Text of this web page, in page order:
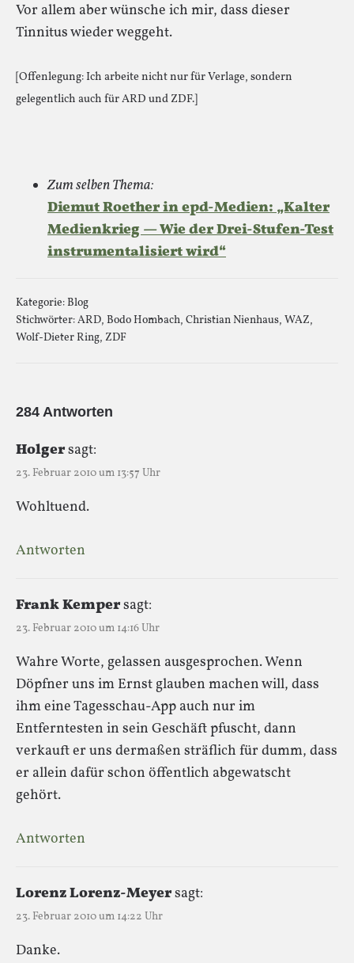
Vor allem aber wünsche ich mir, dass dieser
Tinnitus wieder weggeht.
[Offenlegung: Ich arbeite nicht nur für Verlage, sondern
gelegentlich auch für ARD und ZDF.]
Zum selben Thema:
Diemut Roether in epd-Medien: „Kalter
Medienkrieg — Wie der Drei-Stufen-Test
instrumentalisiert wird“
Kategorie:Blog
Stichwörter:ARD, Bodo Hombach, Christian Nienhaus, WAZ,
Wolf-Dieter Ring, ZDF
284 Antworten
Holgersagt:
23. Februar 2010 um 13:57 Uhr
Wohltuend.
Antworten
Frank Kempersagt:
23. Februar 2010 um 14:16 Uhr
Wahre Worte, gelassen ausgesprochen. Wenn
Döpfner uns im Ernst glauben machen will, dass
ihm eine Tagesschau-App auch nur im
Entferntesten in sein Geschäft pfuscht, dann
verkauft er uns dermaßen sträflich für dumm, dass
er allein dafür schon öffentlich abgewatscht
gehört.
Antworten
Lorenz Lorenz-Meyersagt:
23. Februar 2010 um 14:22 Uhr
Danke.